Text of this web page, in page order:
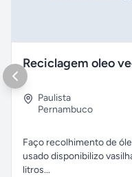
Reciclagem oleo
Paulista
Pernambuco
Faço recolhimento de
usado disponibilizo
litros...